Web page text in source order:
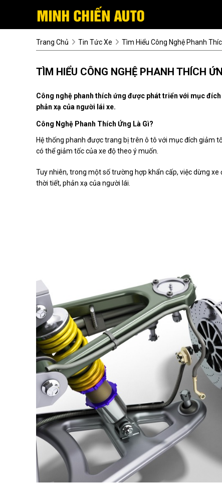
Trang Chủ Tin Tức Xe Tìm Hiểu Công Nghệ Phanh
TÌM HIỂU CÔNG NGHỆ PHANH THÍCH
Công nghệ phanh thích ứng được phát triển với mục
phản xạ của người lái xe.
Công Nghệ Phanh Thích Ứng Là Gì?
Hệ thống phanh được trang bị trên ô tô với mục đích giảm
có thể giảm tốc của xe độ theo ý muốn.
Tuy nhiên, trong một số trường hợp khẩn cấp, việc dừng
thời tiết, phản xạ của người lái.